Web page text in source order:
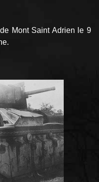
Mont Saint Adrien le 9